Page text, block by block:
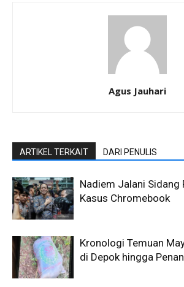
Agus Jauhari
ARTIKEL TERKAIT DARI PENULIS
Nadiem Jalani Sidang
Kasus Chromebook
Kronologi Temuan
di Depok hingga